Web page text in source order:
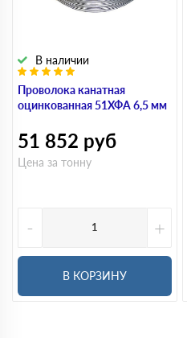
Проволока канатная
оцинкованная 51ХФА 6,5 мм
В наличии
51 852 руб
Цена за тонну
- +
В КОРЗИНУ